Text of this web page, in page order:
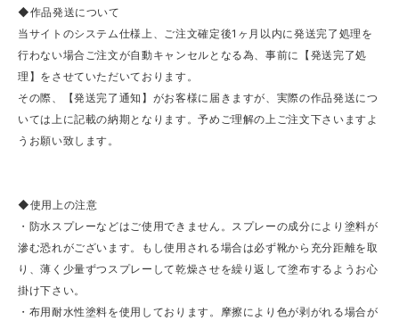
◆作品発送について
当サイトのシステム仕様上、ご注文確定後1ヶ月以内に発送完了処理を
行わない場合ご注文が自動キャンセルとなる為、事前に【発送完了処
理】をさせていただいております。
その際、【発送完了通知】がお客様に届きますが、実際の作品発送につ
いては上に記載の納期となります。予めご理解の上ご注文下さいますよ
うお願い致します。
◆使用上の注意
・防水スプレーなどはご使用できません。スプレーの成分により塗料が
滲む恐れがございます。もし使用される場合は必ず靴から充分距離を取
り、薄く少量ずつスプレーして乾燥させを繰り返して塗布するようお心
掛け下さい。
・布用耐水性塗料を使用しております。摩擦により色が剥がれる場合が